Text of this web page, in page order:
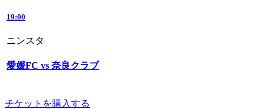
19:00
ニンスタ
愛媛FC vs 奈良クラブ
チケットを購入する